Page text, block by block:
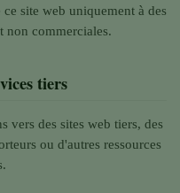
site web uniquement à des
non commerciales.
tiers
vers des sites web tiers, des
ou d'autres ressources